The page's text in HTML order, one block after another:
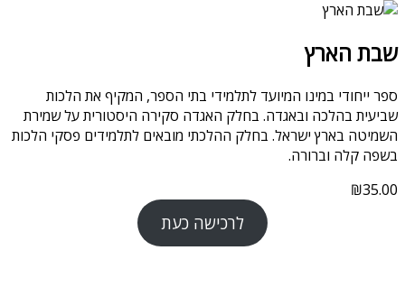
שבת הארץ
ספר ייחודי במינו המיועד לתלמידי בתי הספר, המקיף את הלכות
שביעית בהלכה ובאגדה. בחלק האגדה סקירה היסטורית על שמירת
השמיטה בארץ ישראל. בחלק ההלכתי מובאים לתלמידים פסקי הלכות
בשפה קלה וברורה.
₪35.00
לרכישה כעת